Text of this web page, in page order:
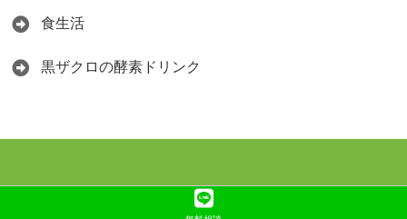
食生活
黒ザクロの酵素ドリンク